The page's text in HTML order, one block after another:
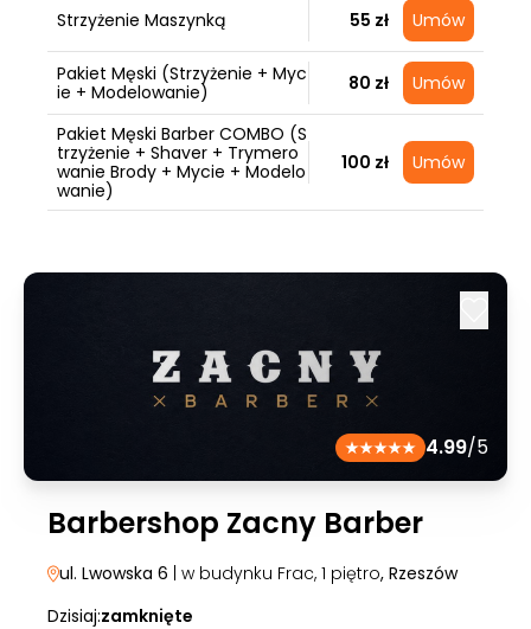
Strzyżenie Maszynką 55 zł Umów
Pakiet Męski (Strzyżenie + Myc
ie + Modelowanie)
80 zł Umów
Pakiet Męski Barber COMBO (S
trzyżenie + Shaver + Trymero
wanie Brody + Mycie + Modelo
wanie)
100 zł Umów
4.99/5
Barbershop Zacny Barber
ul. Lwowska 6 | w budynku Frac, 1 piętro, Rzeszów
Dzisiaj:zamknięte